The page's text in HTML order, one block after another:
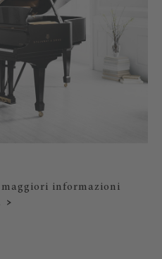
informazioni